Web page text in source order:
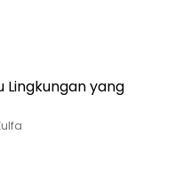
Lingkungan yang